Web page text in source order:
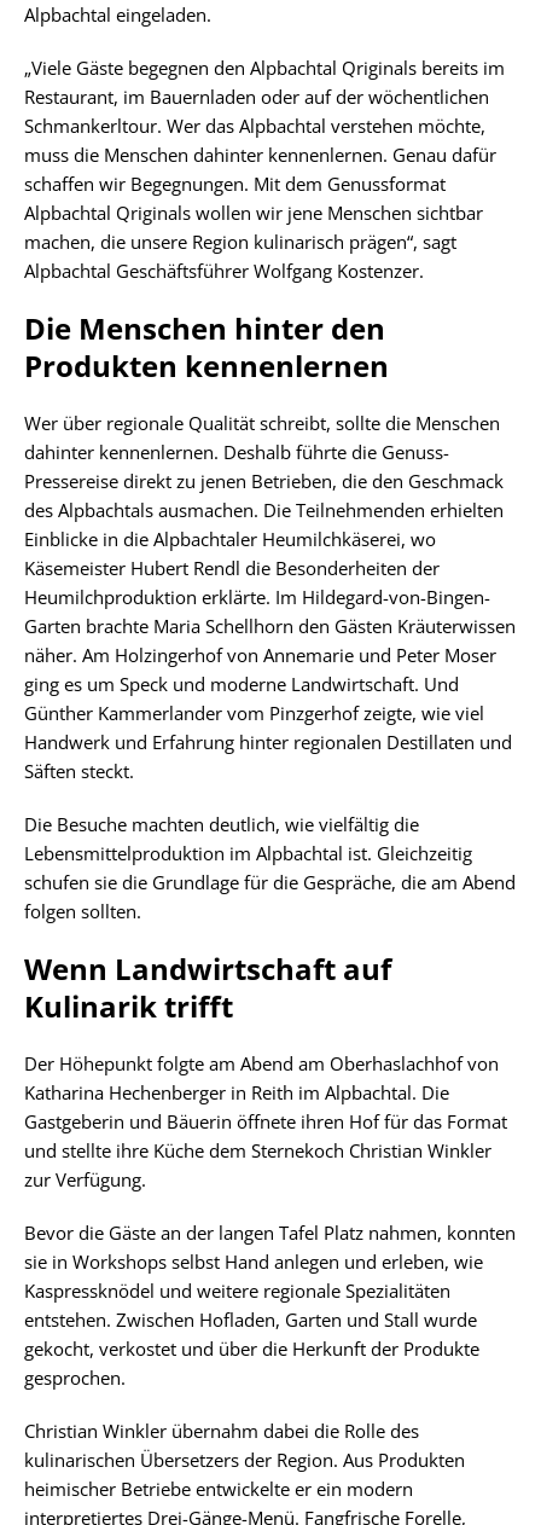
Alpbachtal eingeladen.
„Viele Gäste begegnen den Alpbachtal Qriginals bereits im
Restaurant, im Bauernladen oder auf der wöchentlichen
Schmankerltour. Wer das Alpbachtal verstehen möchte,
muss die Menschen dahinter kennenlernen. Genau dafür
schaffen wir Begegnungen. Mit dem Genussformat
Alpbachtal Qriginals wollen wir jene Menschen sichtbar
machen, die unsere Region kulinarisch prägen“, sagt
Alpbachtal Geschäftsführer Wolfgang Kostenzer.
Die Menschen hinter den
Produkten kennenlernen
Wer über regionale Qualität schreibt, sollte die Menschen
dahinter kennenlernen. Deshalb führte die Genuss-
Pressereise direkt zu jenen Betrieben, die den Geschmack
des Alpbachtals ausmachen. Die Teilnehmenden erhielten
Einblicke in die Alpbachtaler Heumilchkäserei, wo
Käsemeister Hubert Rendl die Besonderheiten der
Heumilchproduktion erklärte. Im Hildegard-von-Bingen-
Garten brachte Maria Schellhorn den Gästen Kräuterwissen
näher. Am Holzingerhof von Annemarie und Peter Moser
ging es um Speck und moderne Landwirtschaft. Und
Günther Kammerlander vom Pinzgerhof zeigte, wie viel
Handwerk und Erfahrung hinter regionalen Destillaten und
Säften steckt.
Die Besuche machten deutlich, wie vielfältig die
Lebensmittelproduktion im Alpbachtal ist. Gleichzeitig
schufen sie die Grundlage für die Gespräche, die am Abend
folgen sollten.
Wenn Landwirtschaft auf
Kulinarik trifft
Der Höhepunkt folgte am Abend am Oberhaslachhof von
Katharina Hechenberger in Reith im Alpbachtal. Die
Gastgeberin und Bäuerin öffnete ihren Hof für das Format
und stellte ihre Küche dem Sternekoch Christian Winkler
zur Verfügung.
Bevor die Gäste an der langen Tafel Platz nahmen, konnten
sie in Workshops selbst Hand anlegen und erleben, wie
Kaspressknödel und weitere regionale Spezialitäten
entstehen. Zwischen Hofladen, Garten und Stall wurde
gekocht, verkostet und über die Herkunft der Produkte
gesprochen.
Christian Winkler übernahm dabei die Rolle des
kulinarischen Übersetzers der Region. Aus Produkten
heimischer Betriebe entwickelte er ein modern
interpretiertes Drei-Gänge-Menü. Fangfrische Forelle,